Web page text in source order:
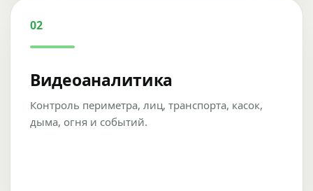
02
Видеоаналитика
Контроль периметра, лиц, транспорта, касок,
дыма, огня и событий.